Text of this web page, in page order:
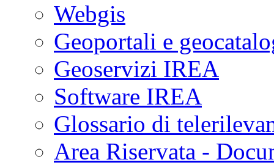
Webgis
Geoportali e
Geoservizi IREA
Software IREA
Glossario di
Area Riservata -